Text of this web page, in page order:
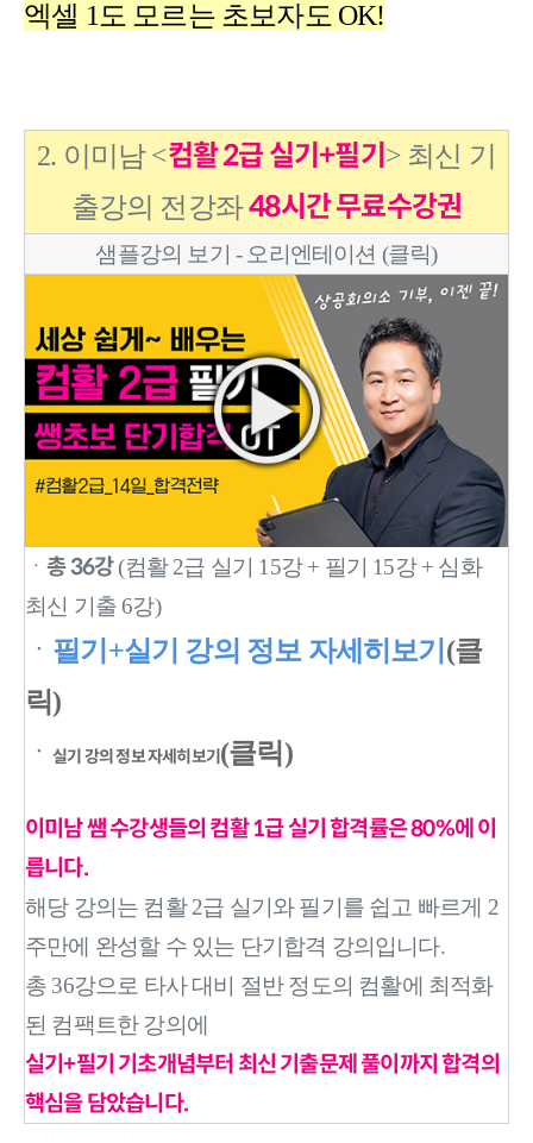
엑셀 1도 모르는 초보자도 OK!
2. 이미남 <컴활 2급 실기+필기 > 최신 기
출강의 전강좌48시간 무료수강권
샘플강의 보기 - 오리엔테이션 (클릭)
ㆍ총 36강(컴활 2급 실기 15강 + 필기 15강 + 심화
최신 기출 6강)
ㆍ 필기+실기 강의 정보 자세히보기 (클
릭)
ㆍ실기 강의 정보 자세히보기(클릭)
이미남 쌤 수강생들의 컴활 1급 실기 합격률은 80%에 이
릅니다.
해당 강의는 컴활 2급 실기와 필기를 쉽고 빠르게 2
주만에 완성할 수 있는 단기합격 강의입니다.
총 36강으로 타사 대비 절반 정도의 컴활에 최적화
된 컴팩트한 강의에
실기+필기 기초개념부터 최신 기출문제 풀이까지 합격의
핵심을 담았습니다.